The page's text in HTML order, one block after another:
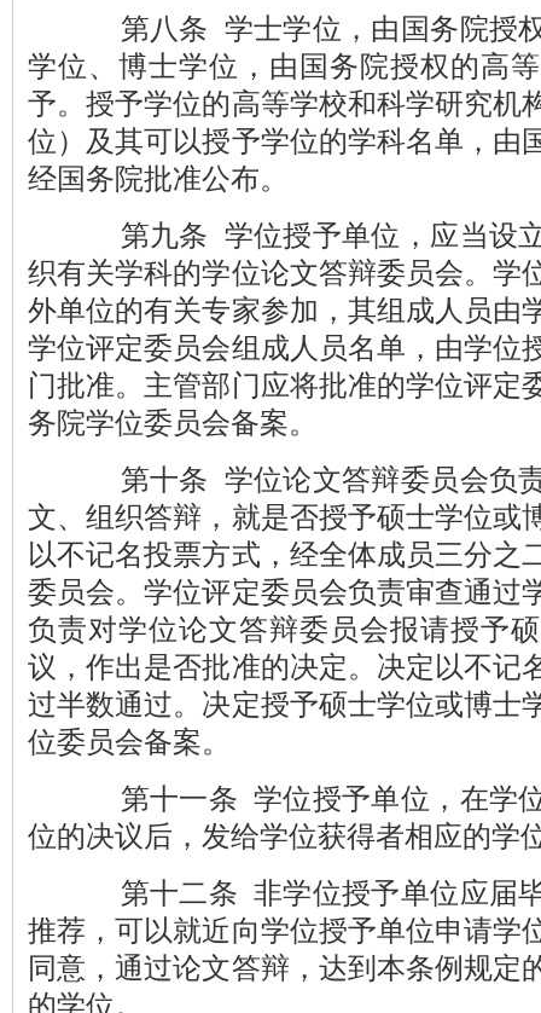
第八条 学士学位，由国务院授权
学位、博士学位，由国务院授权的高
予。授予学位的高等学校和科学研究机
位）及其可以授予学位的学科名单，由
经国务院批准公布。
第九条 学位授予单位，应当设立
织有关学科的学位论文答辩委员会。学
外单位的有关专家参加，其组成人员由
学位评定委员会组成人员名单，由学位
门批准。主管部门应将批准的学位评定
务院学位委员会备案。
第十条 学位论文答辩委员会负责
文、组织答辩，就是否授予硕士学位或
以不记名投票方式，经全体成员三分之
委员会。学位评定委员会负责审查通过
负责对学位论文答辩委员会报请授予
议，作出是否批准的决定。决定以不记
过半数通过。决定授予硕士学位或博士
位委员会备案。
第十一条 学位授予单位，在学位
位的决议后，发给学位获得者相应的学
第十二条 非学位授予单位应届毕
推荐，可以就近向学位授予单位申请学
同意，通过论文答辩，达到本条例规定
的学位。